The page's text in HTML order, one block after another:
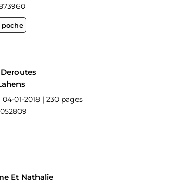
poche
01-2018 | 230 pages
Et Nathalie